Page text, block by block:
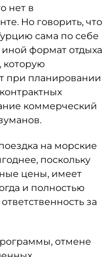
нет в
Но говорить, что
сама по себе
формат отдыха
которую
при планировании
коммерческий
на морские
поскольку
цены, имеет
и полностью
за
отмене